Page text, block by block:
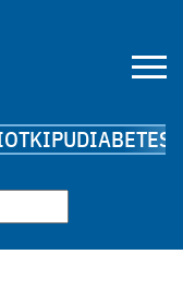
KIPUDIABETES